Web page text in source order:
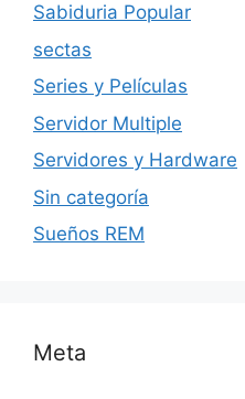
Sabiduria Popular
sectas
Series y Películas
Servidor Multiple
Servidores y Hardware
Sin categoría
Sueños REM
Meta